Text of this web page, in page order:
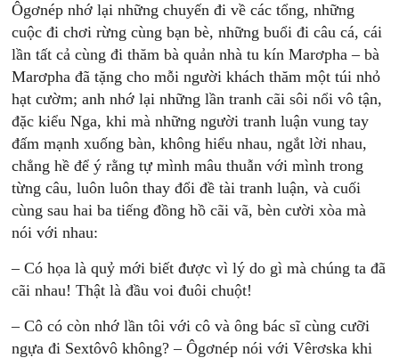
Ôgơnép nhớ lại những chuyến đi về các tổng, những
cuộc đi chơi rừng cùng bạn bè, những buổi đi câu cá, cái
lần tất cả cùng đi thăm bà quản nhà tu kín Marơpha – bà
Marơpha đã tặng cho mỗi người khách thăm một túi nhỏ
hạt cườm; anh nhớ lại những lần tranh cãi sôi nổi vô tận,
đặc kiểu Nga, khi mà những người tranh luận vung tay
đấm mạnh xuống bàn, không hiểu nhau, ngắt lời nhau,
chẳng hề để ý rằng tự mình mâu thuẫn với mình trong
từng câu, luôn luôn thay đổi đề tài tranh luận, và cuối
cùng sau hai ba tiếng đồng hồ cãi vã, bèn cười xòa mà
nói với nhau:
– Có họa là quỷ mới biết được vì lý do gì mà chúng ta đã
cãi nhau! Thật là đầu voi đuôi chuột!
– Cô có còn nhớ lần tôi với cô và ông bác sĩ cùng cưỡi
ngựa đi Sextôvô không? – Ôgơnép nói với Vêrơska khi